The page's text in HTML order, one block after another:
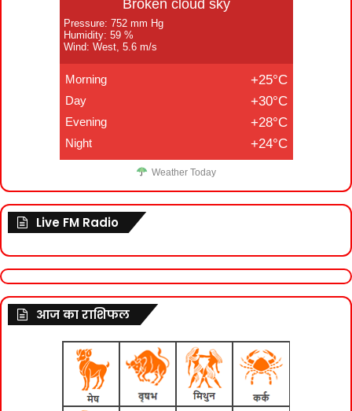
Broken cloud sky
Pressure: 752 mm Hg
Humidity: 59 %
Wind: West, 5.6 m/s
Morning +25°C
Day +30°C
Evening +28°C
Night +24°C
Weather Today
Live FM Radio
आज का राशिफल